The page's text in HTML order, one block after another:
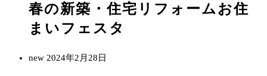
春の新築・住宅リフォームお住
まいフェスタ
new 2024年2月28日